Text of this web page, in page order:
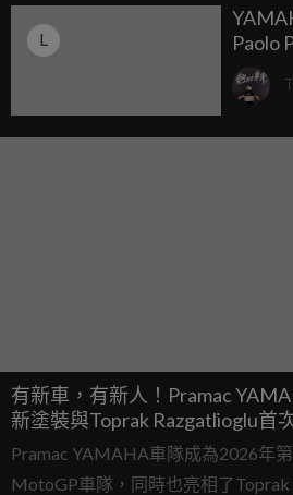
L
Paolo
與
的搖擺
有新車，有新人！Pramac
新塗裝與Toprak Razgatlioglu首
場！
Pramac YAMAHA車隊成為2026年
MotoGP車隊，同時也亮相了